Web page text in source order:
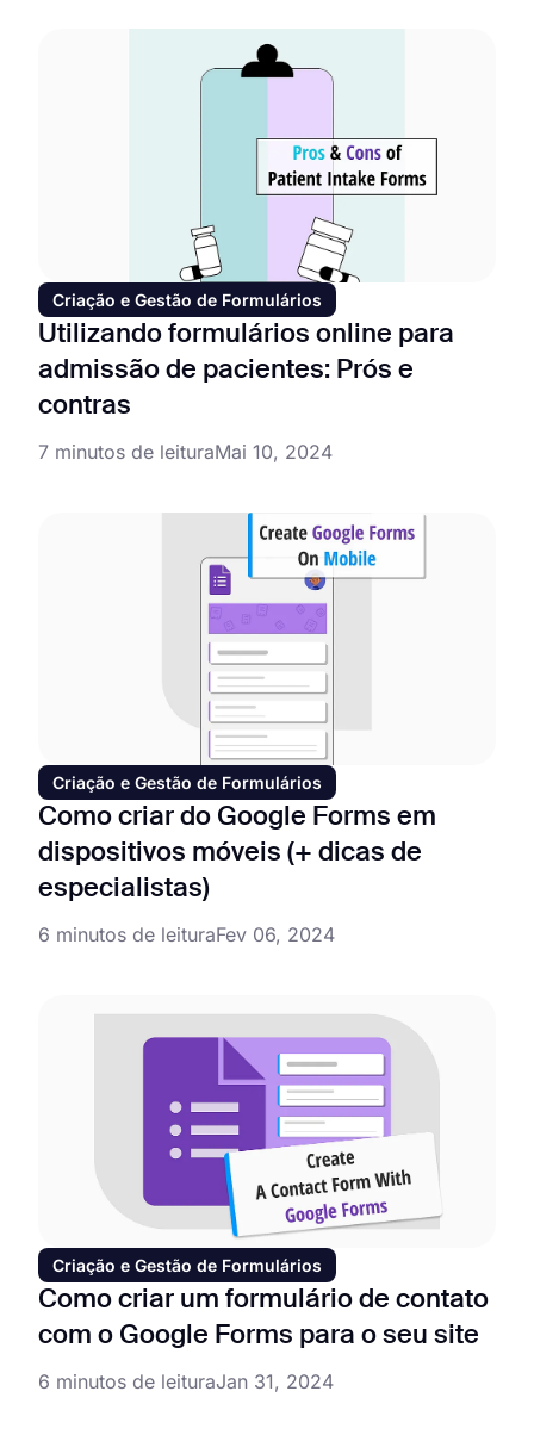
Criação e Gestão de Formulários
Utilizando formulários online para
admissão de pacientes: Prós e
contras
7 minutos de leituraMai 10, 2024
Criação e Gestão de Formulários
Como criar do Google Forms em
dispositivos móveis (+ dicas de
especialistas)
6 minutos de leituraFev 06, 2024
Criação e Gestão de Formulários
Como criar um formulário de contato
com o Google Forms para o seu site
6 minutos de leituraJan 31, 2024